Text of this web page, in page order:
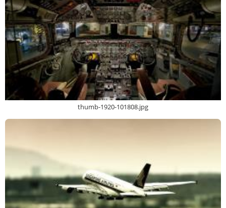
thumb-1920-101808.jpg